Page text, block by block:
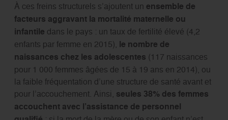
À ces freins structurels s’ajoutent un ensemble de
facteurs aggravant la mortalité maternelle ou
infantile dans le pays : un taux de fertilité élevé (4,2
enfants par femme en 2015), le nombre de
naissances chez les adolescentes (117 naissances
pour 1 000 femmes âgées de 15 à 19 ans en 2014), ou
la faible fréquentation d’une structure de santé avant et
pour l’accouchement. Ainsi, seules 38% des femmes
accouchent avec l’assistance de personnel